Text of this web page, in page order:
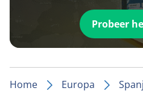
Probeer
Home Europa